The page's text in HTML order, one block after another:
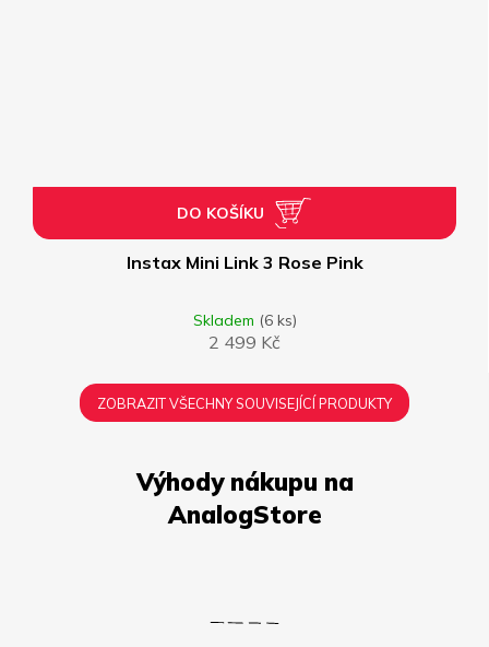
Instax Mini Link 3 Rose Pink
Skladem (6 ks)
2 499 Kč
DO KOŠÍKU
ZOBRAZIT VŠECHNY SOUVISEJÍCÍ PRODUKTY